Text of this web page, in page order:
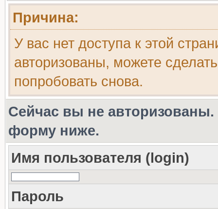
Причина:
У вас нет доступа к этой
авторизованы, можете
попробовать снова.
Сейчас вы не авторизованы.
форму ниже.
Имя пользователя (login)
Пароль